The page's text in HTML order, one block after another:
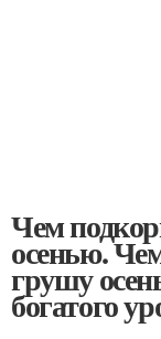
Чем
осенью.
грушу
богатого